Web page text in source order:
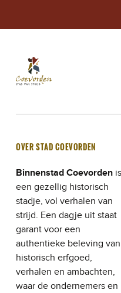
Stad Coevorden
STAD VAN STRIJD
OVER STAD COEVORDEN
Binnenstad Coevordenis
een gezellig historisch
stadje, vol verhalen van
strijd. Een dagje uit staat
garant voor een
authentieke beleving van
historisch erfgoed,
verhalen en ambachten,
waar de ondernemers en